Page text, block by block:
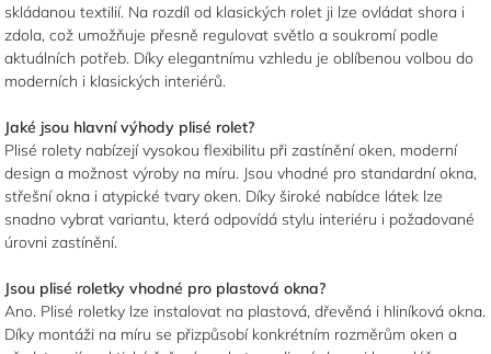
skládanou textilií. Na rozdíl od klasických rolet ji lze ovládat shora i
zdola, což umožňuje přesně regulovat světlo a soukromí podle
aktuálních potřeb. Díky elegantnímu vzhledu je oblíbenou volbou do
moderních i klasických interiérů.
Jaké jsou hlavní výhody plisé rolet?
Plisé rolety nabízejí vysokou flexibilitu při zastínění oken, moderní
design a možnost výroby na míru. Jsou vhodné pro standardní okna,
střešní okna i atypické tvary oken. Díky široké nabídce látek lze
snadno vybrat variantu, která odpovídá stylu interiéru i požadované
úrovni zastínění.
Jsou plisé roletky vhodné pro plastová okna?
Ano. Plisé roletky lze instalovat na plastová, dřevěná i hliníková okna.
Díky montáži na míru se přizpůsobí konkrétním rozměrům oken a